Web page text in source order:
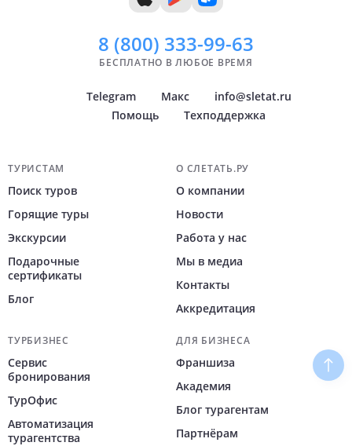
8 (800) 333-99-63
БЕСПЛАТНО В ЛЮБОЕ ВРЕМЯ
Telegram Макс
info@sletat.ru
Помощь
Техподдержка
Навигация по сайту
ТУРИСТАМ
Поиск туров
Горящие туры
Экскурсии
Подарочные
сертификаты
Блог
О СЛЕТАТЬ.РУ
О компании
Новости
Работа у нас
Мы в медиа
Контакты
Аккредитация
ТУРБИЗНЕС
Сервис
бронирования
ТурОфис
Автоматизация
турагентства
ДЛЯ БИЗНЕСА
Франшиза
Академия
Блог турагентам
Партнёрам